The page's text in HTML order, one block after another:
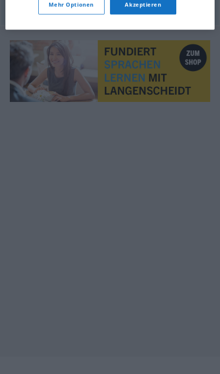
© OpenThesaurus.de
Mehr Optionen Akzeptieren